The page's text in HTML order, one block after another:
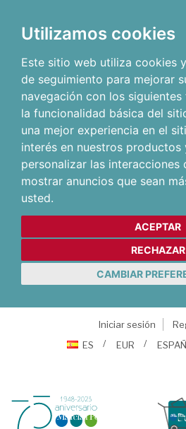
Utilizamos cookies
Este sitio web utiliza cookies
de seguimiento para mejorar
navegación con los siguientes
la funcionalidad básica del
una mejor experiencia en el
interés en nuestros productos
personalizar las interacciones
mostrar anuncios que sean
usted.
ACEPTAR
RECHAZAR
CAMBIAR
Iniciar sesión
ES
EUR